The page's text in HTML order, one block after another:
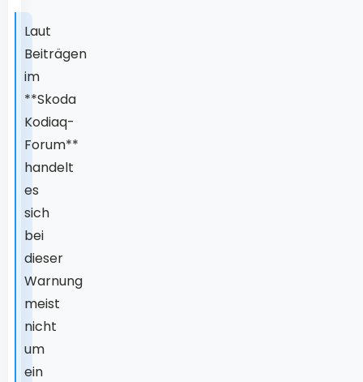
Laut
Beiträgen
im
**Skoda
Kodiaq-
Forum**
handelt
es
sich
bei
dieser
Warnung
meist
nicht
um
ein